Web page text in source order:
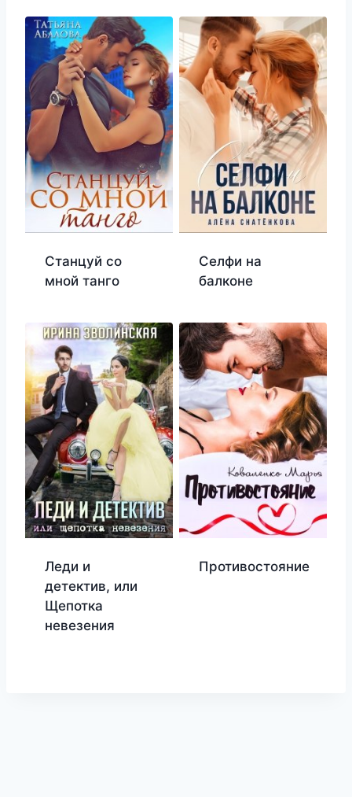
Станцуй со
мной танго
Селфи на
балконе
Леди и
детектив, или
Щепотка
невезения
Противостояние